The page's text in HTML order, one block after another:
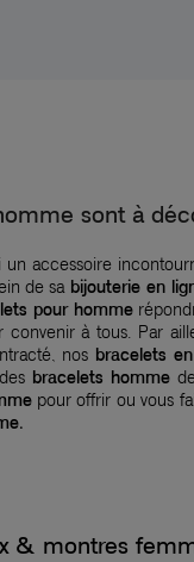
sont à
un accessoire
de sa bijouterie en
pour homme
à tous. Par
nos bracelets
bracelets homme
pour offrir ou vous
& montres